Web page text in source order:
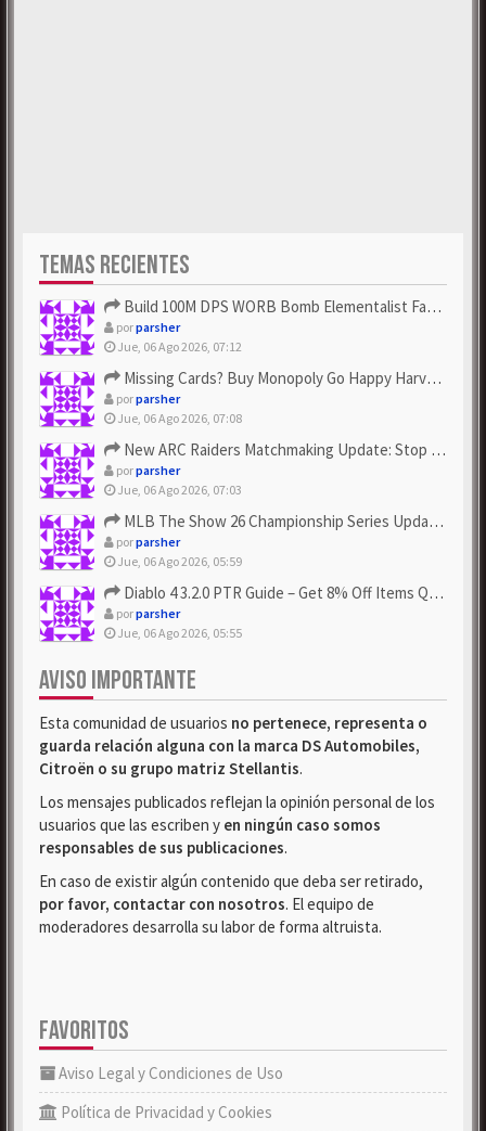
TEMAS RECIENTES
Build 100M DPS WORB Bomb Elementalist Fast - Grab POE Curren...
porparsher
Jue, 06 Ago 2026, 07:12
Missing Cards? Buy Monopoly Go Happy Harvest with Looney Tun...
porparsher
Jue, 06 Ago 2026, 07:08
New ARC Raiders Matchmaking Update: Stop Failed - Grab Bluep...
porparsher
Jue, 06 Ago 2026, 07:03
MLB The Show 26 Championship Series Update! Get Cheap & ...
porparsher
Jue, 06 Ago 2026, 05:59
Diablo 4 3.2.0 PTR Guide – Get 8% Off Items Quickly to Test ...
porparsher
Jue, 06 Ago 2026, 05:55
AVISO IMPORTANTE
Esta comunidad de usuarios no pertenece, representa o
guarda relación alguna con la marca DS Automobiles,
Citroën o su grupo matriz Stellantis.
Los mensajes publicados reflejan la opinión personal de los
usuarios que las escriben y en ningún caso somos
responsables de sus publicaciones.
En caso de existir algún contenido que deba ser retirado,
por favor, contactar con nosotros. El equipo de
moderadores desarrolla su labor de forma altruista.
FAVORITOS
Aviso Legal y Condiciones de Uso
Política de Privacidad y Cookies